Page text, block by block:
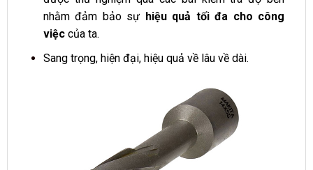
nhằm đảm bảo sự hiệu quả tối đa cho công
việccủa ta.
Sang trọng, hiện đại, hiệu quả về lâu về dài.